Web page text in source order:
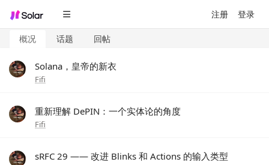
注册 登录
概况 话题 回帖
Solana，皇帝的新衣
Fifi
重新理解 DePIN：一个实体论的角度
Fifi
sRFC 29 —— 改进 Blinks 和 Actions 的输入类型